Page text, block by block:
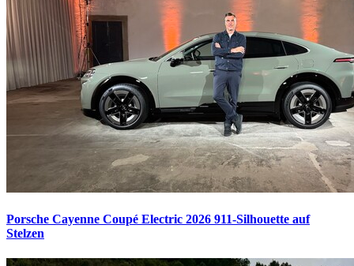
Porsche Cayenne Coupé Electric 2026 911-Silhouette auf
Stelzen